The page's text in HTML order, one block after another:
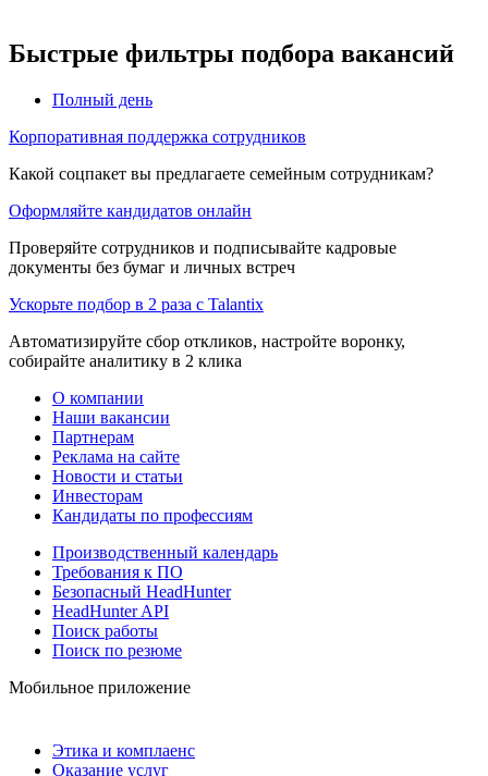
Быстрые фильтры подбора вакансий
Полный день
Корпоративная поддержка сотрудников
Какой соцпакет вы предлагаете семейным сотрудникам?
Оформляйте кандидатов онлайн
Проверяйте сотрудников и подписывайте кадровые
документы без бумаг и личных встреч
Ускорьте подбор в 2 раза с Talantix
Автоматизируйте сбор откликов, настройте воронку,
собирайте аналитику в 2 клика
О компании
Наши вакансии
Партнерам
Реклама на сайте
Новости и статьи
Инвесторам
Кандидаты по профессиям
Производственный календарь
Требования к ПО
Безопасный HeadHunter
HeadHunter API
Поиск работы
Поиск по резюме
Мобильное приложение
Этика и комплаенс
Оказание услуг